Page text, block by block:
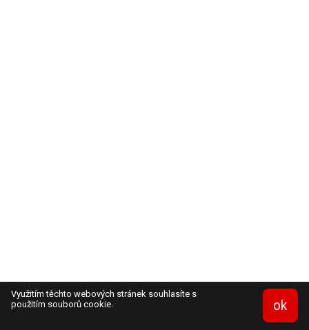
Využitím těchto webových stránek souhlasíte s
použitím souborů cookie.
ok